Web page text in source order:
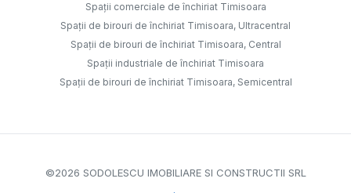
Spații comerciale de închiriat Timisoara
Spații de birouri de închiriat Timisoara, Ultracentral
Spații de birouri de închiriat Timisoara, Central
Spații industriale de închiriat Timisoara
Spații de birouri de închiriat Timisoara, Semicentral
©2026 SODOLESCU IMOBILIARE SI CONSTRUCTII SRL